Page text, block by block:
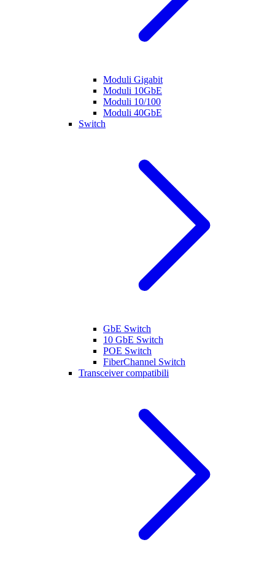
Moduli Gigabit
Moduli 10GbE
Moduli 10/100
Moduli 40GbE
Switch
GbE Switch
10 GbE Switch
POE Switch
FiberChannel Switch
Transceiver compatibili